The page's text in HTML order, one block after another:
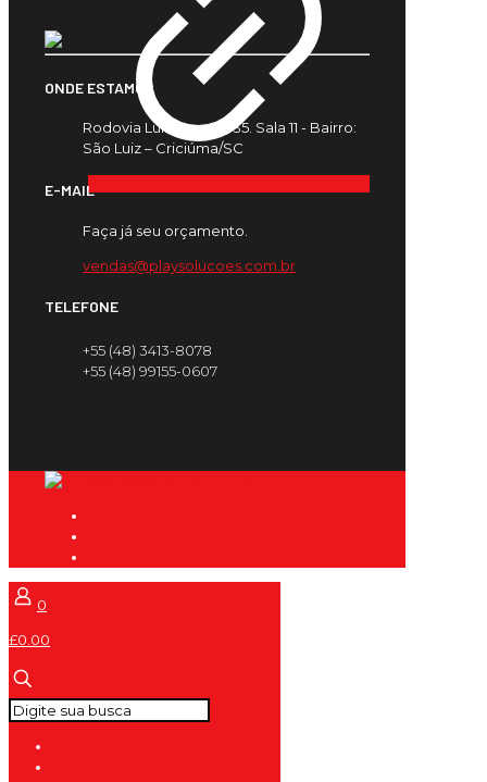
ONDE ESTAMOS
Rodovia Luiz Rosso, 435. Sala 11 - Bairro:
São Luiz – Criciúma/SC
E-MAIL
Faça já seu orçamento.
vendas@playsolucoes.com.br
TELEFONE
+55 (48) 3413-8078
+55 (48) 99155-0607
0
£0.00